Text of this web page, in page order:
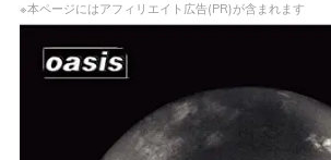
※本ページにはアフィリエイト広告(PR)が含まれます